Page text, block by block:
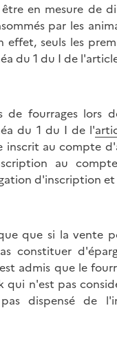
en mesure de
par les
effet, seuls les
du 1 du I de
de fourrages lors
du 1 du I de l'
au compte
au
d'inscription
que si la vente
constituer
admis que le
qui n'est pas
dispensé de